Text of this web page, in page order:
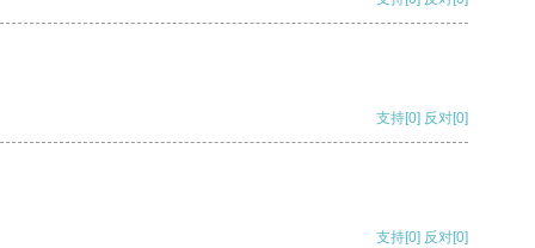
支持[0] 反对[0]
支持[0] 反对[0]